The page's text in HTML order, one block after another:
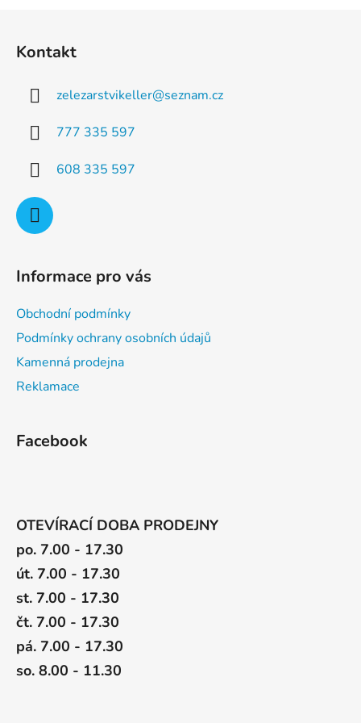
v
Kontakt
zelezarstvikeller@seznam.cz
777 335 597
608 335 597
Informace pro vás
Obchodní podmínky
Podmínky ochrany osobních údajů
Kamenná prodejna
Reklamace
Facebook
OTEVÍRACÍ DOBA PRODEJNY
po. 7.00 - 17.30
út. 7.00 - 17.30
st. 7.00 - 17.30
čt. 7.00 - 17.30
pá. 7.00 - 17.30
so. 8.00 - 11.30